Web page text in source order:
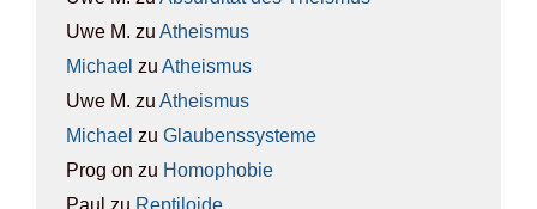
Uwe M. zu Athe­is­mus
Michael zu Athe­is­mus
Uwe M. zu Athe­is­mus
Michael zu Glau­bens­sys­te­me
Prog on zu Homo­pho­bie
Paul zu Rep­ti­lo­ide